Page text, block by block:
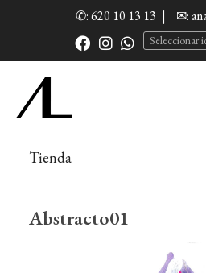
✆: 620 10 13 13 | ✉:
Seleccionar
Tienda
Abstracto01